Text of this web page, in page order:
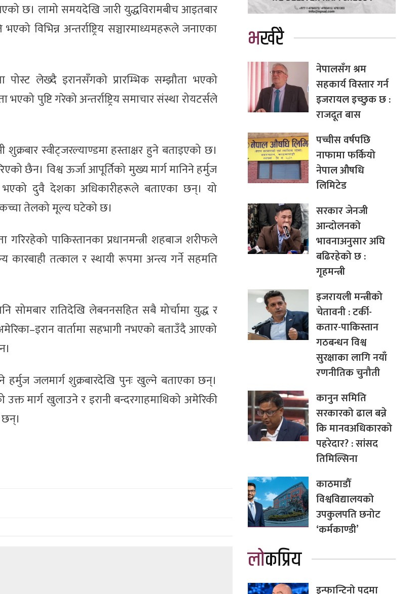
छ। लामो समयदेखि जारी युद्धविरामबीच आइतबार
विभिन्न अन्तर्राष्ट्रिय सञ्चारमाध्यमहरूले जनाएका
पोस्ट लेख्दै इरानसँगको प्रारम्भिक सम्झौता भएको
पुष्टि गरेको अन्तर्राष्ट्रिय समाचार संस्था रोयटर्सले
स्वीट्जरल्याण्डमा हस्ताक्षर हुने बताइएको छ।
छैन। विश्व ऊर्जा आपूर्तिको मुख्य मार्ग मानिने हर्मुज
भएको दुवै देशका अधिकारीहरूले बताएका छन्। यो
कच्चा तेलको मूल्य घटेको छ।
पाकिस्तानका प्रधानमन्त्री शहबाज शरीफले
तत्काल र स्थायी रूपमा अन्त्य गर्ने सहमति
सोमबार रातिदेखि लेबननसहित सबै मोर्चामा युद्ध र
वार्तामा सहभागी नभएको बताउँदै आएको
हर्मुज जलमार्ग शुक्रबारदेखि पुनः खुल्ने बताएका छन्।
मार्ग खुलाउने र इरानी बन्दरगाहमाथिको अमेरिकी
भर्खरै
नेपालसँग श्रम
सहकार्य विस्तार गर्न
इजरायल इच्छुक छ :
राजदूत बास
पच्चीस वर्षपछि
नाफामा फर्कियो
नेपाल औषधि
लिमिटेड
सरकार जेनजी
आन्दोलनको
भावनाअनुसार अघि
बढिरहेको छ :
गृहमन्त्री
इजरायली मन्त्रीको
चेतावनी : टर्की-
कतार-पाकिस्तान
गठबन्धन विश्व
सुरक्षाका लागि नयाँ
रणनीतिक चुनौती
कानुन समिति
सरकारको ढाल बन्ने
कि मानवअधिकारको
पहरेदार? : सांसद
तिमिल्सिना
काठमाडौँ
विश्वविद्यालयको
उपकुलपति छनोट
‘कर्मकाण्डी’
लोकप्रिय
इन्फान्टिनो पदमा